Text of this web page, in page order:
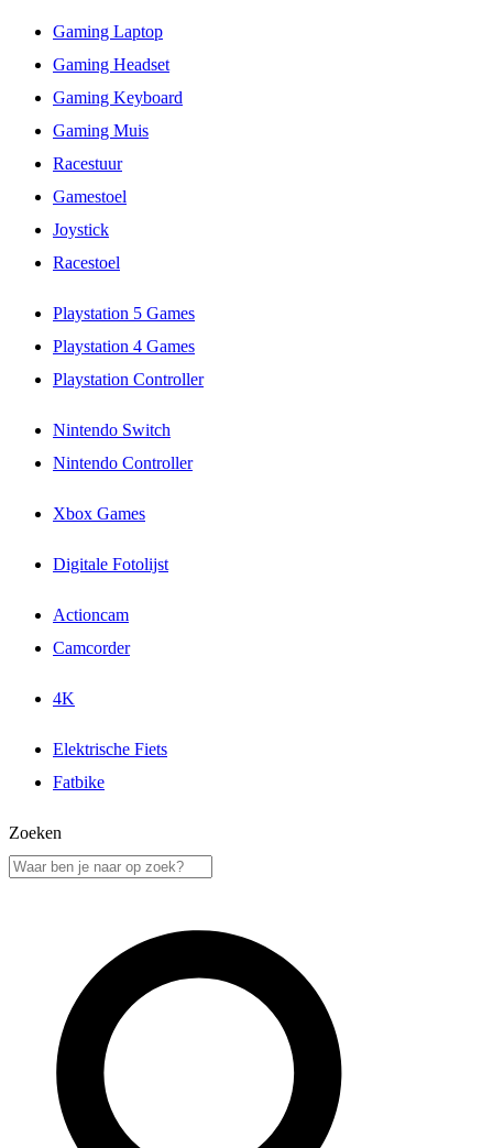
Gaming Laptop
Gaming Headset
Gaming Keyboard
Gaming Muis
Racestuur
Gamestoel
Joystick
Racestoel
Playstation 5 Games
Playstation 4 Games
Playstation Controller
Nintendo Switch
Nintendo Controller
Xbox Games
Digitale Fotolijst
Actioncam
Camcorder
4K
Elektrische Fiets
Fatbike
Zoeken